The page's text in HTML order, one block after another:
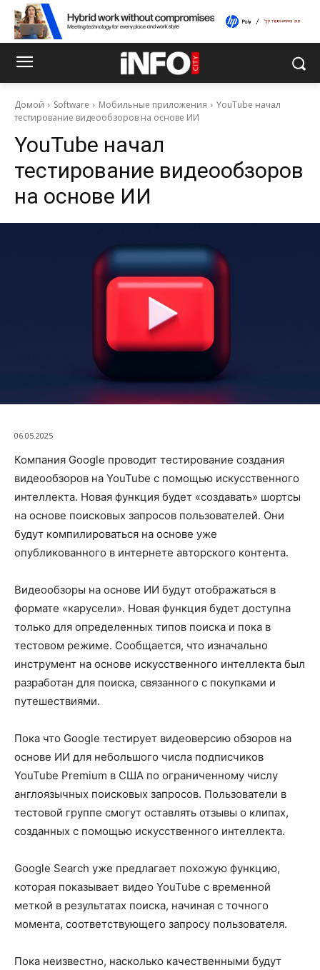
Домой Software Мобильные приложения
YouTube начал
тестирование видеообзоров на основе ИИ
YouTube начал
тестирование видеообзоров
на основе ИИ
06.05.2025
Компания Google проводит тестирование создания
видеообзоров на YouTube с помощью искусственного
интеллекта. Новая функция будет «создавать» шортсы
на основе поисковых запросов пользователей. Они
будут компилироваться на основе уже
опубликованного в интернете авторского контента.
Видеообзоры на основе ИИ будут отображаться в
формате «карусели». Новая функция будет доступна
только для определенных типов поиска и пока в
тестовом режиме. Сообщается, что изначально
инструмент на основе искусственного интеллекта был
разработан для поиска, связанного с покупками и
путешествиями.
Пока что Google тестирует видеоверсию обзоров на
основе ИИ для небольшого числа подписчиков
YouTube Premium в США по ограниченному числу
англоязычных поисковых запросов. Пользователи в
тестовой группе смогут оставлять отзывы о клипах,
созданных с помощью искусственного интеллекта.
Google Search уже предлагает похожую функцию,
которая показывает видео YouTube с временной
меткой в результатах поиска, начиная с точного
момента, соответствующего запросу пользователя.
Пока неизвестно, насколько качественными будут